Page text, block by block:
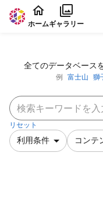
本文に飛ぶ
ホームギャラリー
全てのデータベース
例 富士山 獅
リセット
利用条件 コンテ